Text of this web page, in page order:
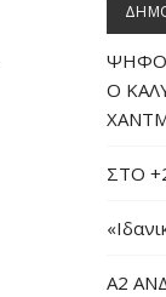
O
ΣΤΟ
Α2